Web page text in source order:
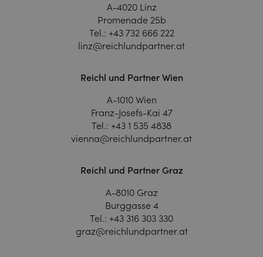
A-4020 Linz
Promenade 25b
Tel.: +43 732 666 222
linz@reichlundpartner.at
Reichl und Partner Wien
A-1010 Wien
Franz-Josefs-Kai 47
Tel.: +43 1 535 4838
vienna@reichlundpartner.at
Reichl und Partner Graz
A-8010 Graz
Burggasse 4
Tel.: +43 316 303 330
graz@reichlundpartner.at